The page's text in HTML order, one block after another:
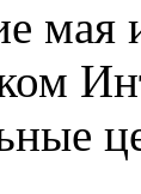
мая